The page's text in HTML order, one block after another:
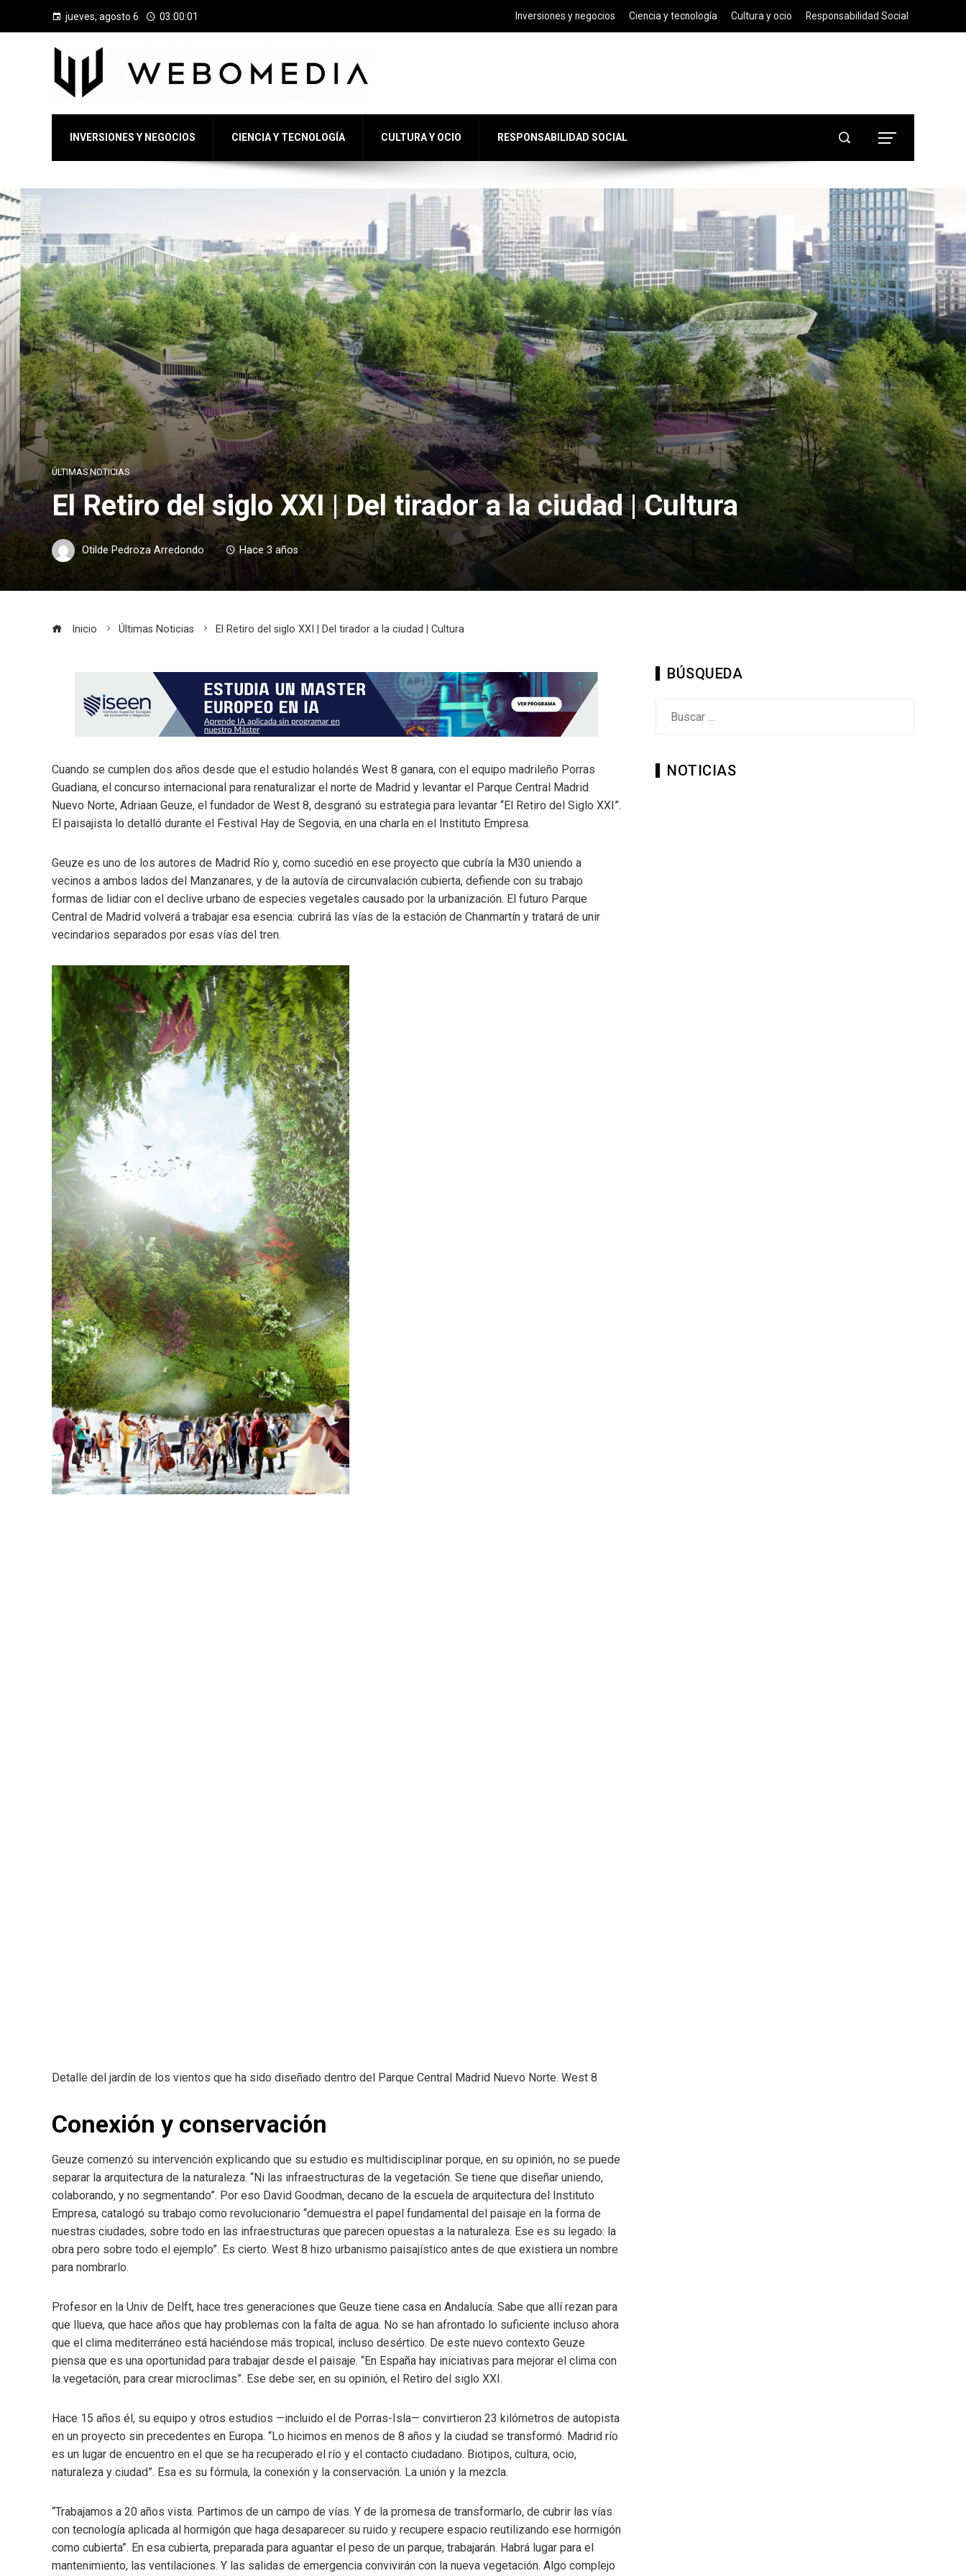
jueves, agosto 6 03:00:02 Inversiones y negocios Ciencia y tecnología Cultura y ocio Responsabilidad Social
INVERSIONES Y NEGOCIOS CIENCIA Y TECNOLOGÍA CULTURA Y OCIO RESPONSABILIDAD SOCIAL
ÚLTIMAS NOTICIAS
El Retiro del siglo XXI | Del tirador a la ciudad | Cultura
Otilde Pedroza Arredondo Hace 3 años
Inicio Últimas Noticias El Retiro del siglo XXI | Del tirador a la ciudad | Cultura
Cuando se cumplen dos años desde que el estudio holandés West 8 ganara, con el equipo madrileño Porras
Guadiana, el concurso internacional para renaturalizar el norte de Madrid y levantar el Parque Central Madrid
Nuevo Norte, Adriaan Geuze, el fundador de West 8, desgranó su estrategia para levantar “El Retiro del Siglo XXI”.
El paisajista lo detalló durante el Festival Hay de Segovia, en una charla en el Instituto Empresa.
Geuze es uno de los autores de Madrid Río y, como sucedió en ese proyecto que cubría la M30 uniendo a
vecinos a ambos lados del Manzanares, y de la autovía de circunvalación cubierta, defiende con su trabajo
formas de lidiar con el declive urbano de especies vegetales causado por la urbanización. El futuro Parque
Central de Madrid volverá a trabajar esa esencia: cubrirá las vías de la estación de Chanmartín y tratará de unir
vecindarios separados por esas vías del tren.
Detalle del jardín de los vientos que ha sido diseñado dentro del Parque Central Madrid Nuevo Norte. West 8
Conexión y conservación
Geuze comenzó su intervención explicando que su estudio es multidisciplinar porque, en su opinión, no se puede
separar la arquitectura de la naturaleza. “Ni las infraestructuras de la vegetación. Se tiene que diseñar uniendo,
colaborando, y no segmentando”. Por eso David Goodman, decano de la escuela de arquitectura del Instituto
Empresa, catalogó su trabajo como revolucionario “demuestra el papel fundamental del paisaje en la forma de
nuestras ciudades, sobre todo en las infraestructuras que parecen opuestas a la naturaleza. Ese es su legado: la
obra pero sobre todo el ejemplo”. Es cierto. West 8 hizo urbanismo paisajístico antes de que existiera un nombre
para nombrarlo.
Profesor en la Univ de Delft, hace tres generaciones que Geuze tiene casa en Andalucía. Sabe que allí rezan para
que llueva, que hace años que hay problemas con la falta de agua. No se han afrontado lo suficiente incluso ahora
que el clima mediterráneo está haciéndose más tropical, incluso desértico. De este nuevo contexto Geuze
piensa que es una oportunidad para trabajar desde el paisaje. “En España hay iniciativas para mejorar el clima con
la vegetación, para crear microclimas”. Ese debe ser, en su opinión, el Retiro del siglo XXI.
Hace 15 años él, su equipo y otros estudios —incluido el de Porras-Isla— convirtieron 23 kilómetros de autopista
en un proyecto sin precedentes en Europa. “Lo hicimos en menos de 8 años y la ciudad se transformó. Madrid río
es un lugar de encuentro en el que se ha recuperado el río y el contacto ciudadano. Biotipos, cultura, ocio,
naturaleza y ciudad”. Esa es su fórmula, la conexión y la conservación. La unión y la mezcla.
“Trabajamos a 20 años vista. Partimos de un campo de vías. Y de la promesa de transformarlo, de cubrir las vías
con tecnología aplicada al hormigón que haga desaparecer su ruido y recupere espacio reutilizando ese hormigón
como cubierta”. En esa cubierta, preparada para aguantar el peso de un parque, trabajarán. Habrá lugar para el
mantenimiento, las ventilaciones. Y las salidas de emergencia convivirán con la nueva vegetación. Algo complejo
BÚSQUEDA
NOTICIAS